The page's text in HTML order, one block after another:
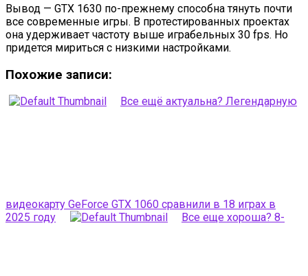
Вывод — GTX 1630 по-прежнему способна тянуть почти
все современные игры. В протестированных проектах
она удерживает частоту выше играбельных 30 fps. Но
придется мириться с низкими настройками.
Похожие записи:
Все ещё актуальна? Легендарную
видеокарту GeForce GTX 1060 сравнили в 18 играх в
2025 году
Все еще хороша? 8-